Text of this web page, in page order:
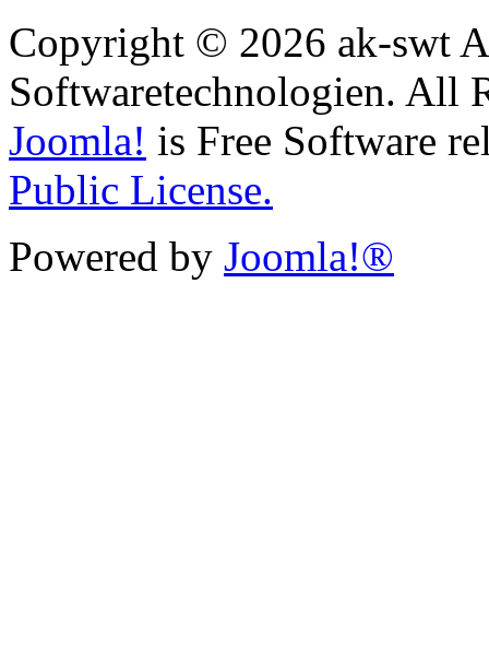
Copyright © 2026 ak-swt
Softwaretechnologien. All
Joomla! is Free Software
Public License.
Powered by Joomla!®